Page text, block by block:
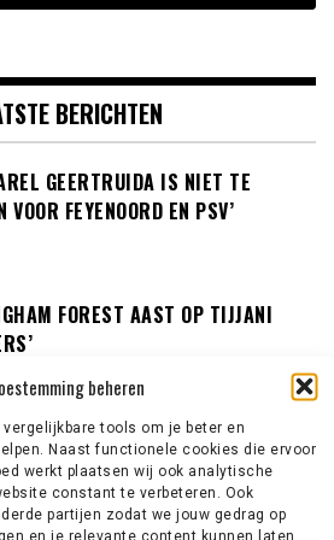
beheren
tools om je beter en
Naast functionele cookies die ervoor
werkt plaatsen wij ook analytische
constant te verbeteren. Ook
partijen zodat we jouw gedrag op
en je relevante content kunnen laten
BERICHTEN
GEERTRUIDA IS NIET TE
VOOR FEYENOORD EN PSV’
FOREST AAST OP TIJJANI
GAAL BEREID OM IN GESPREK TE
DE KNVB’